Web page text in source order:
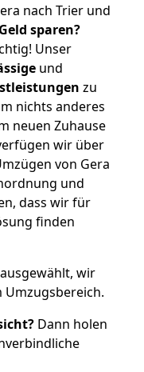
nach Trier und
sparen?
Unser
und
zu
nichts anderes
neuen Zuhause
wir über
von Gera
und
dass wir für
finden
wir
Umzugsbereich.
Dann holen